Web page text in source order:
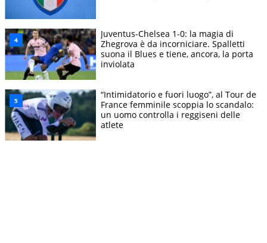
Juventus-Chelsea 1-0: la magia di
Zhegrova è da incorniciare. Spalletti
suona il Blues e tiene, ancora, la porta
inviolata
“Intimidatorio e fuori luogo”, al Tour de
France femminile scoppia lo scandalo:
un uomo controlla i reggiseni delle
atlete